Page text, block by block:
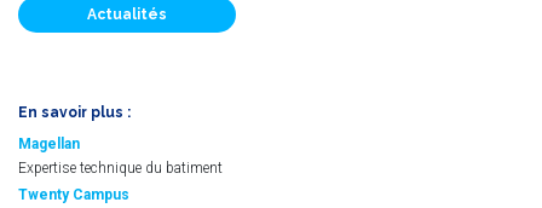
Actualités
En savoir plus :
Magellan
Expertise technique du batiment
Twenty Campus